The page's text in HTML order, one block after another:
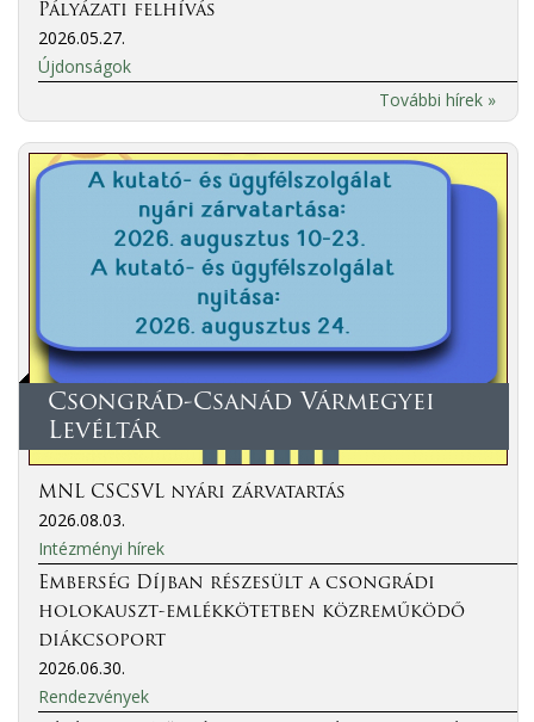
Pályázati felhívás
2026.05.27.
Újdonságok
További hírek »
Csongrád-Csanád Vármegyei
Levéltár
MNL CSCSVL nyári zárvatartás
2026.08.03.
Intézményi hírek
Emberség Díjban részesült a csongrádi
holokauszt-emlékkötetben közreműködő
diákcsoport
2026.06.30.
Rendezvények